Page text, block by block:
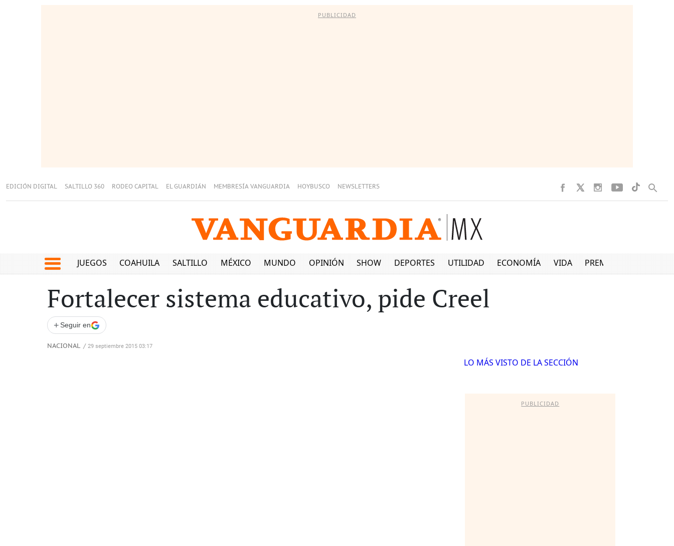
PUBLICIDAD
EDICIÓN DIGITAL SALTILLO 360 RODEO CAPITAL EL GUARDIÁN MEMBRESÍA VANGUARDIA HOYBUSCO NEWSLETTERS
JUEGOS COAHUILA SALTILLO MÉXICO MUNDO OPINIÓN SHOW DEPORTES UTILIDAD ECONOMÍA VIDA PREMIUM
Fortalecer sistema educativo, pide Creel
+ Seguir en
NACIONAL / 29 septiembre 2015 03:17
LO MÁS VISTO DE LA SECCIÓN
PUBLICIDAD